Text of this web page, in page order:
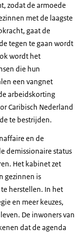
zodat de armoede
met de laagste
gaat de
tegen te gaan wordt
wordt het
die hun
een vangnet
arbeidskorting
Caribisch Nederland
te bestrijden.
en de
demissionaire status
Het kabinet zet
gezinnen is
herstellen. In het
en meer keuzes,
De inwoners van
dat de agenda